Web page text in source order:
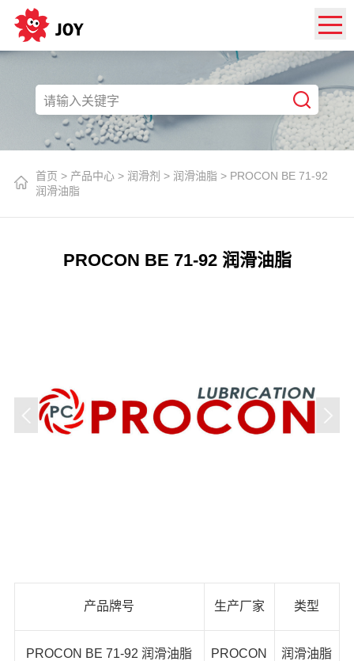
首页 > 产品中心> 润滑剂 > 润滑油脂> PROCON BE 71-92
润滑油脂
PROCON BE 71-92 润滑油脂
产品牌号 生产厂家 类型
PROCON BE 71-92 润滑油脂 PROCON 润滑油脂